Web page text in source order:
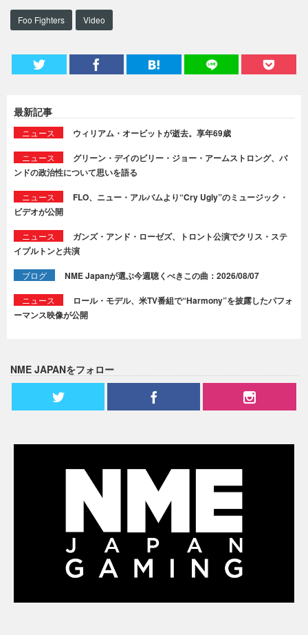
Foo Fighters Video
最新記事
ニュース ウィリアム・オービットが逝去。享年69歳
ニュース
グリーン・デイのビリー・ジョー・アームストロング、バ
ンドの政治性について思いを語る
ニュース
FLO、ニュー・アルバムより“Cry Ugly”のミュージック・
ビデオが公開
ニュース
ガンズ・アンド・ローゼズ、トロント公演でクリス・ステ
イプルトンと共演
ブログ NME Japanが選ぶ今週聴くべきこの曲：2026/08/07
ニュース
ロール・モデル、米TV番組で“Harmony”を披露したパフォ
ーマンス映像が公開
NME JAPANをフォロー